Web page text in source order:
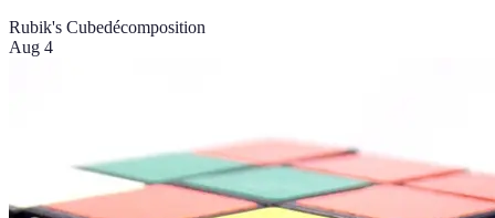
Rubik's Cubedécomposition
Aug 4